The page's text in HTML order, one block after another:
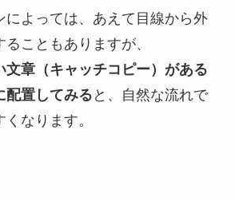
によっては、あえて目線から外
こともありますが、
文章（キャッチコピー）がある
配置してみる と、自然な流れで
なります。